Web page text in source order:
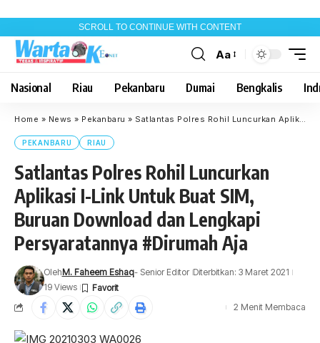
SCROLL TO CONTINUE WITH CONTENT
Font
Aa
Nasional Riau Pekanbaru Dumai Bengkalis
Home » News » Pekanbaru » Satlantas Polres Rohil Luncurkan Aplikasi I-Link Untuk Buat SIM, Buruan Download dan Lengkapi Persyaratannya #Dirumah Aja
PEKANBARU RIAU
Satlantas Polres Rohil Luncurkan
Aplikasi I-Link Untuk Buat SIM,
Buruan Download dan Lengkapi
Persyaratannya #Dirumah Aja
OlehM. Faheem Eshaq- Senior Editor Diterbitkan: 3 Maret 2021
19 Views
2 Menit Membaca